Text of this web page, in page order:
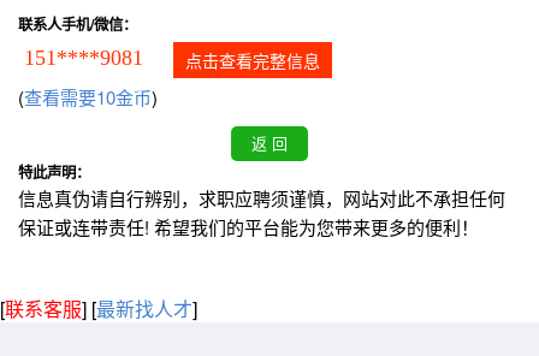
联系人手机/微信：
151****9081 点击查看完整信息
(查看需要10金币)
特此声明：
信息真伪请自行辨别，求职应聘须谨慎，网站对此不承担任何
保证或连带责任! 希望我们的平台能为您带来更多的便利！
[联系客服] [最新找人才]